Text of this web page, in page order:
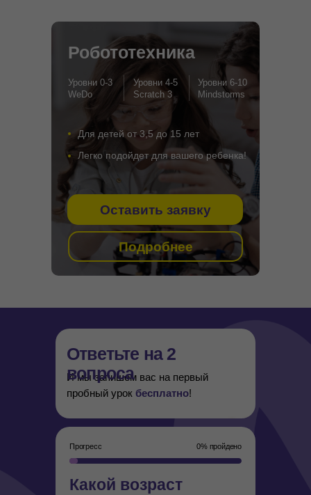
Робототехника
Уровни 0-3
WeDo
Уровни 4-5
Scratch 3
Уровни 6-10
Mindstorms
Для детей от 3,5 до 15 лет
Легко подойдет для вашего ребенка!
Оставить заявку
Подробнее
Прогресс 0% пройдено
Какой возраст
И мы запишем вас на первый
пробный урок бесплатно!
Ответьте на 2
вопроса